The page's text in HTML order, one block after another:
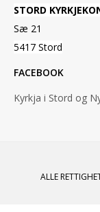
STORD
Sæ 21
5417 Stord
FACEBOOK
Kyrkja i Stord og
ALLE